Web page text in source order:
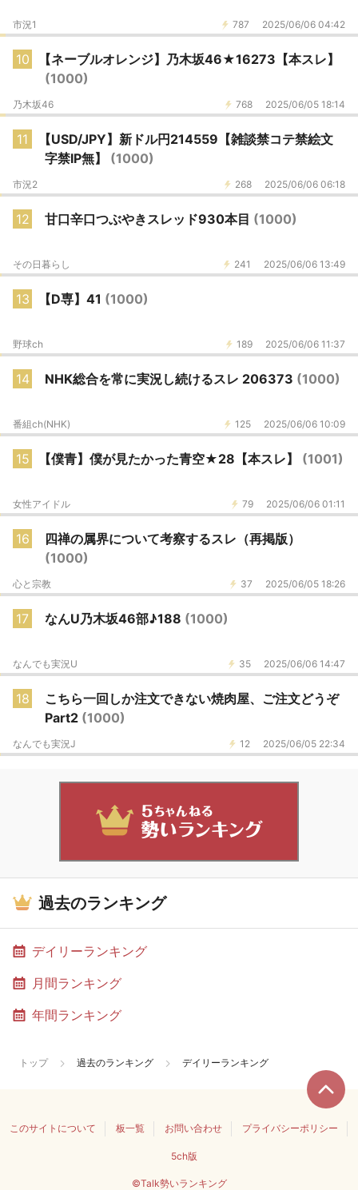
787 2025/06/06 04:42
市況1
10
【ネーブルオレンジ】乃木坂46★16273【本スレ】
(1000)
768 2025/06/05 18:14
乃木坂46
11
【USD/JPY】新ドル円214559【雑談禁コテ禁絵文
字禁IP無】 (1000)
268 2025/06/06 06:18
市況2
12 甘口辛口つぶやきスレッド930本目 (1000)
241 2025/06/06 13:49
その日暮らし
13 【D専】41 (1000)
189 2025/06/06 11:37
野球ch
14 NHK総合を常に実況し続けるスレ 206373 (1000)
125 2025/06/06 10:09
番組ch(NHK)
15 【僕青】僕が見たかった青空★28【本スレ】 (1001)
79 2025/06/06 01:11
女性アイドル
16
四禅の属界について考察するスレ（再掲版）
(1000)
37 2025/06/05 18:26
心と宗教
17 なんU乃木坂46部♪188 (1000)
35 2025/06/06 14:47
なんでも実況U
18
こちら一回しか注文できない焼肉屋、ご注文どうぞ
Part2 (1000)
12 2025/06/05 22:34
なんでも実況J
過去のランキング
デイリーランキング
月間ランキング
年間ランキング
トップ 過去のランキング デイリーランキング
このサイトについて 板一覧 お問い合わせ プライバシーポリシー
5ch版
©Talk勢いランキング